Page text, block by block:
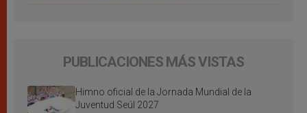
PUBLICACIONES MÁS VISTAS
Himno oficial de la Jornada Mundial de la
Juventud Seúl 2027